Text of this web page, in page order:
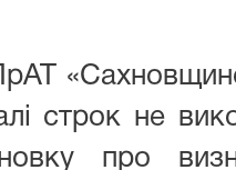
строк не
про